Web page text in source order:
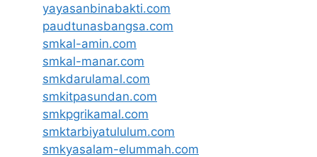
yayasanbinabakti.com
paudtunasbangsa.com
smkal-amin.com
smkal-manar.com
smkdarulamal.com
smkitpasundan.com
smkpgrikamal.com
smktarbiyatululum.com
smkyasalam-elummah.com